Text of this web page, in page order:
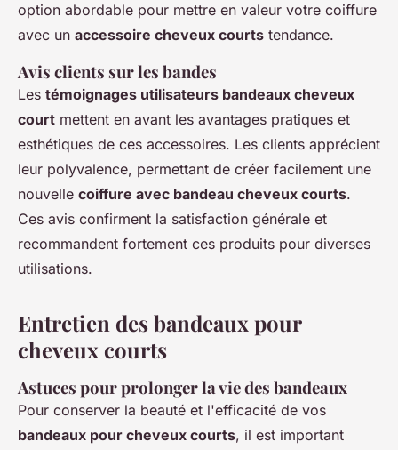
option abordable pour mettre en valeur votre coiffure
avec un accessoire cheveux courts tendance.
Avis clients sur les bandes
Les témoignages utilisateurs bandeaux cheveux
court mettent en avant les avantages pratiques et
esthétiques de ces accessoires. Les clients apprécient
leur polyvalence, permettant de créer facilement une
nouvelle coiffure avec bandeau cheveux courts.
Ces avis confirment la satisfaction générale et
recommandent fortement ces produits pour diverses
utilisations.
Entretien des bandeaux pour
cheveux courts
Astuces pour prolonger la vie des bandeaux
Pour conserver la beauté et l'efficacité de vos
bandeaux pour cheveux courts, il est important